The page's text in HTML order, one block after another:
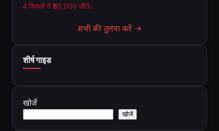
4 किस्तों में ₹90,000 जीते।
सभी की तुलना करें →
शीर्ष गाइड
खोजें
खोजें